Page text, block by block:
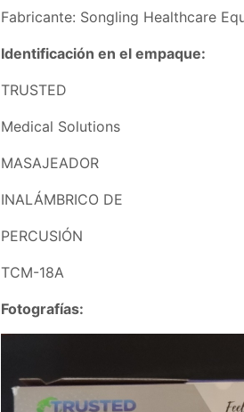
Fabricante: Songling Healthcare
Identificación en el empaque:
TRUSTED
Medical Solutions
MASAJEADOR
INALÁMBRICO DE
PERCUSIÓN
TCM-18A
Fotografías: